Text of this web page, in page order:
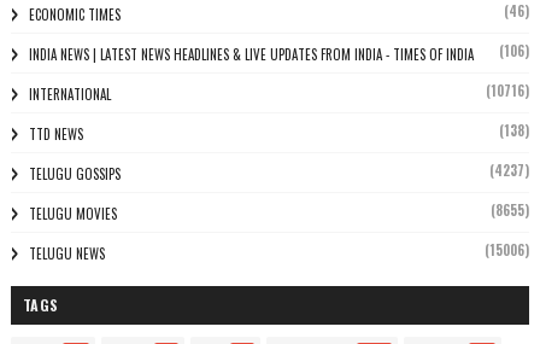
ECONOMIC TIMES (46)
INDIA NEWS | LATEST NEWS HEADLINES & LIVE UPDATES FROM INDIA - TIMES OF INDIA (106)
INTERNATIONAL (10716)
TTD NEWS (138)
TELUGU GOSSIPS (4237)
TELUGU MOVIES (8655)
TELUGU NEWS (15006)
TAGS